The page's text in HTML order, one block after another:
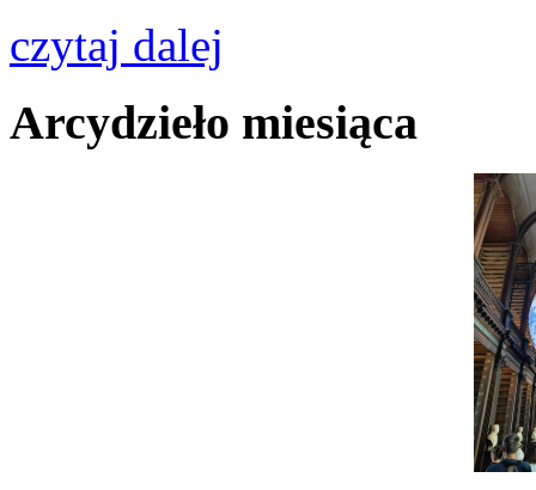
czytaj dalej
Arcydzieło miesiąca